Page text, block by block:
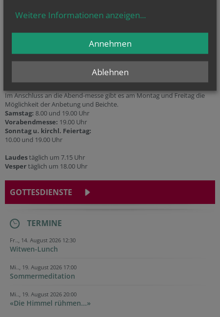
Gottesdienstzeiten in der Pfarrkirche
Im Anschluss an die Abend-messe gibt es am Montag und Freitag die
Möglichkeit der Anbetung und Beichte.
Samstag: 8.00 und 19.00 Uhr
Vorabendmesse: 19.00 Uhr
Sonntag u. kirchl. Feiertag:
10.00 und 19.00 Uhr
Laudestäglich um 7.15 Uhr
Vespertäglich um 18.00 Uhr
GOTTESDIENSTE
TERMINE
Fr.., 14. August 2026 12:30
Witwen-Lunch
Mi.., 19. August 2026 17:00
Sommermeditation
Mi.., 19. August 2026 20:00
«Die Himmel rühmen...»
Weitere Informationen anzeigen...
Ablehnen
Annehmen